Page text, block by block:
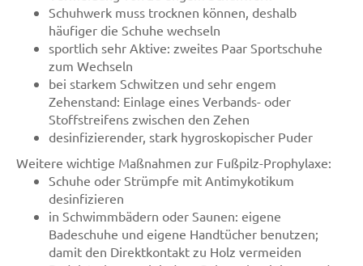
Schuhwerk muss trocknen können, deshalb
häufiger die Schuhe wechseln
sportlich sehr Aktive: zweites Paar Sportschuhe
zum Wechseln
bei starkem Schwitzen und sehr engem
Zehenstand: Einlage eines Verbands- oder
Stoffstreifens zwischen den Zehen
desinfizierender, stark hygroskopischer Puder
Weitere wichtige Maßnahmen zur Fußpilz-Prophylaxe:
Schuhe oder Strümpfe mit Antimykotikum
desinfizieren
in Schwimmbädern oder Saunen: eigene
Badeschuhe und eigene Handtücher benutzen;
damit den Direktkontakt zu Holz vermeiden